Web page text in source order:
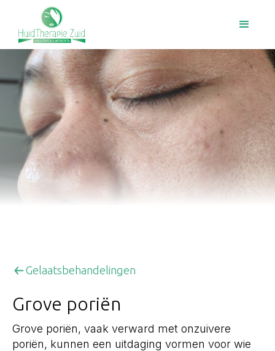
Gelaatsbehandelingen
Grove poriën
Grove poriën, vaak verward met onzuivere
poriën, kunnen een uitdaging vormen voor wie